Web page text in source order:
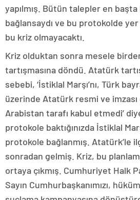
yapılmış. Bütün talepler en
bağlansaydı ve bu protokolde
bu kriz olmayacaktı.
Kriz olduktan sonra mesele
tartışmasına döndü. Atatürk
sebebi, ‘İstiklal Marşı’nı, Türk
üzerinde Atatürk resmi ve imzası
Arabistan tarafı kabul etmedi’
protokole baktığınızda İstiklal
protokole bağlanmış. Atatürk’le
sonradan gelmiş. Kriz, bu
ortaya çıkmış. Cumhuriyet Halk
Sayın Cumhurbaşkanımızı,